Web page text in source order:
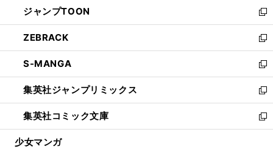
く
で
開
く
ド
ウ
で
開
く
ィ
ン
ド
ウ
で
開
く
い
ウ
ィ
ン
ド
ウ
で
開
く
ジャンプTOON
新
し
い
ウ
ィ
ン
ド
ウ
で
開
ZEBRACK
新
し
い
ウ
ィ
ン
ド
ウ
S-MANGA
新
し
い
ウ
ィ
ン
集英社ジャンプリミックス
新
し
い
ウ
集英社コミック文庫
新
し
少女マンガ